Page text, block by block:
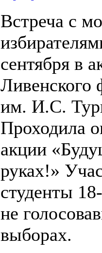
Встреча с
сентября в
им. И.С.
Проходила
акции
руках!»
студенты
не
выборах.